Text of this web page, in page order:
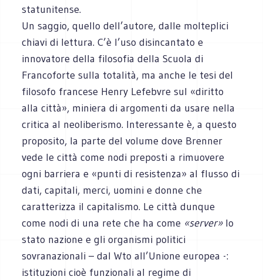
statunitense.
Un saggio, quello dell’autore, dalle molteplici
chiavi di lettura. C’è l’uso disincantato e
innovatore della filosofia della Scuola di
Francoforte sulla totalità, ma anche le tesi del
filosofo francese Henry Lefebvre sul «diritto
alla città», miniera di argomenti da usare nella
critica al neoliberismo. Interessante è, a questo
proposito, la parte del volume dove Brenner
vede le città come nodi preposti a rimuovere
ogni barriera e «punti di resistenza» al flusso di
dati, capitali, merci, uomini e donne che
caratterizza il capitalismo. Le città dunque
come nodi di una rete che ha come «server»lo
stato nazione e gli organismi politici
sovranazionali – dal Wto all’Unione europea -:
istituzioni cioè funzionali al regime di